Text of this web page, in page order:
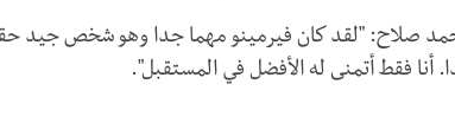
صلاح: "لقد كان فيرمينو مهما جدا وهو شخص جيد
أنا فقط أتمنى له الأفضل في المستقبل".